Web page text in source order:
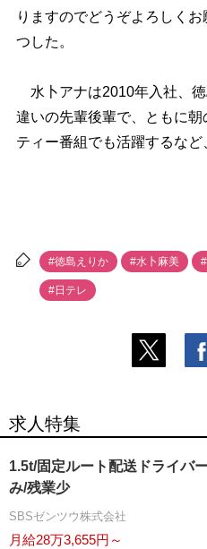
りますのでどうぞよろしく
つした。
水卜アナは2010年入社、
違いの先輩後輩で、ともに
ティー番組でも活躍するなど
#徳島えりか #水卜麻美
#日テレ
求人特集
1.5t/固定ルート配送ドライバ
み/残業少
SBSゼンツウ株式会社
月給28万3,655円～